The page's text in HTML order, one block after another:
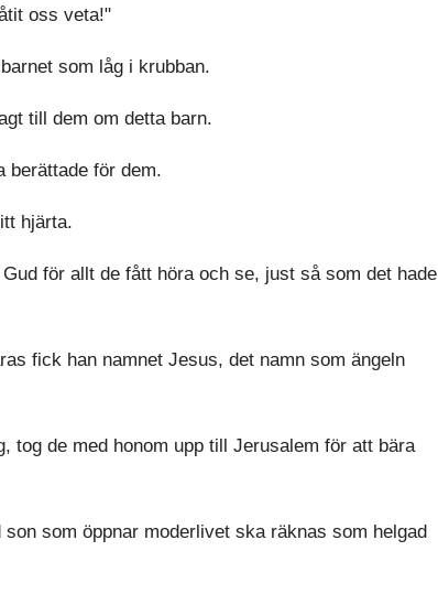
oss veta!"
som låg i krubban.
till dem om detta barn.
berättade för dem.
hjärta.
för allt de fått höra och se, just så som det hade
fick han namnet Jesus, det namn som ängeln
tog de med honom upp till Jerusalem för att bära
som öppnar moderlivet ska räknas som helgad